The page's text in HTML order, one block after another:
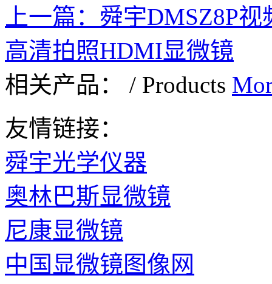
上一篇： 舜宇DMSZ8P视
高清拍照HDMI显微镜
相关产品：
/ Products
友情链接：
舜宇光学仪器
奥林巴斯显微镜
尼康显微镜
中国显微镜图像网